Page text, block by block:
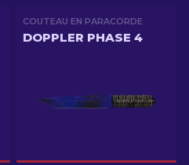
COUTEAU EN PARACORDE
DOPPLER PHASE 4